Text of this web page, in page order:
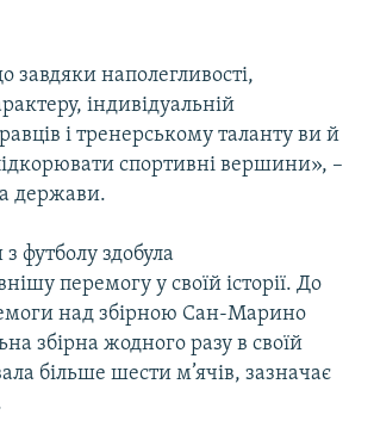
наполегливості,
індивідуальній
і тренерському таланту ви й
спортивні вершини», –
держави.
футболу здобула
перемогу у своїй історії. До
над збірною Сан-Марино
збірна жодного разу в своїй
більше шести м’ячів, зазначає